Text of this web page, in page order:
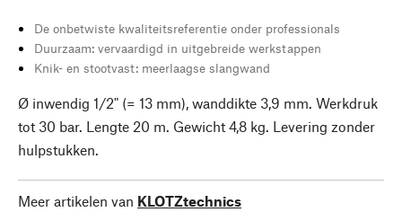
De onbetwiste kwaliteitsreferentie onder professionals
Duurzaam: vervaardigd in uitgebreide werkstappen
Knik- en stootvast: meerlaagse slangwand
Ø inwendig 1/2" (= 13 mm), wanddikte 3,9 mm. Werkdruk
tot 30 bar. Lengte 20 m. Gewicht 4,8 kg. Levering zonder
hulpstukken.
Meer artikelen van KLOTZtechnics